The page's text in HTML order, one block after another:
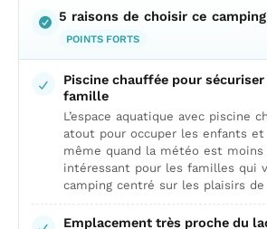
5 raisons de choisir ce camping
POINTS FORTS
Piscine chauffée pour sécuriser
famille
L’espace aquatique avec piscine
atout pour occuper les enfants et
même quand la météo est moins
intéressant pour les familles qui
camping centré sur les plaisirs de
Emplacement très proche du